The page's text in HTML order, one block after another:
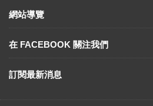
網站導覽
在 FACEBOOK 關注我們
訂閱最新消息